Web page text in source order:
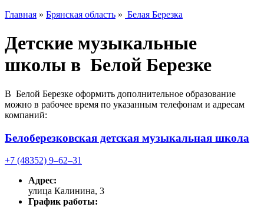
Главная » Брянская область » Белая Березка
Детские музыкальные
школы в Белой Березке
В Белой Березке оформить дополнительное образование
можно в рабочее время по указанным телефонам и адресам
компаний:
Белоберезковская детская музыкальная школа
+7 (48352) 9‒62‒31
Адрес:
улица Калинина, 3
График работы: